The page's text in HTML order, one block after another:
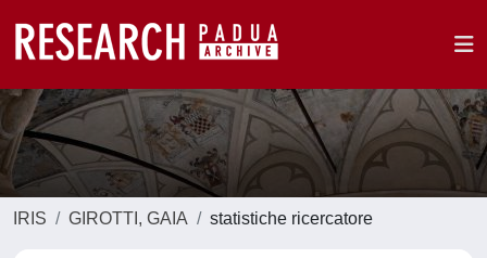
IRIS GIROTTI, GAIA statistiche ricercatore